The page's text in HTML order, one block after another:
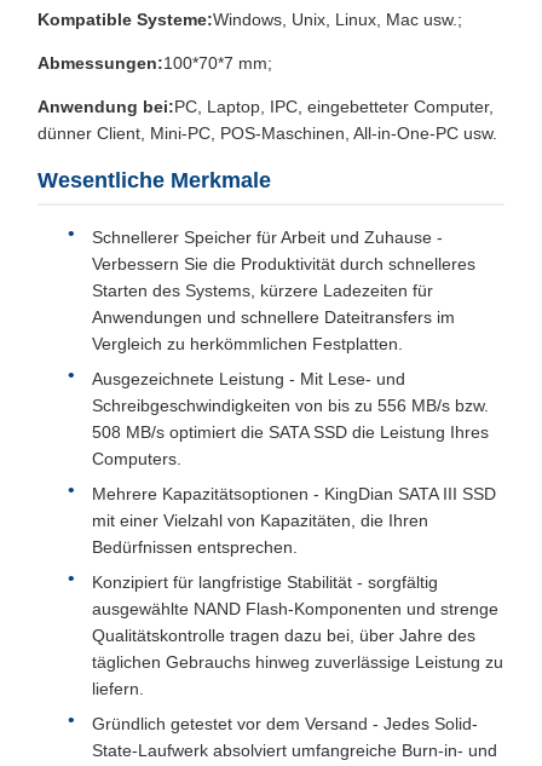
Kompatible Systeme:Windows, Unix, Linux, Mac usw.;
Abmessungen:100*70*7 mm;
Anwendung bei:PC, Laptop, IPC, eingebetteter Computer,
dünner Client, Mini-PC, POS-Maschinen, All-in-One-PC usw.
Wesentliche Merkmale
Schnellerer Speicher für Arbeit und Zuhause -
Verbessern Sie die Produktivität durch schnelleres
Starten des Systems, kürzere Ladezeiten für
Anwendungen und schnellere Dateitransfers im
Vergleich zu herkömmlichen Festplatten.
Ausgezeichnete Leistung - Mit Lese- und
Schreibgeschwindigkeiten von bis zu 556 MB/s bzw.
508 MB/s optimiert die SATA SSD die Leistung Ihres
Computers.
Mehrere Kapazitätsoptionen - KingDian SATA III SSD
mit einer Vielzahl von Kapazitäten, die Ihren
Bedürfnissen entsprechen.
Konzipiert für langfristige Stabilität - sorgfältig
ausgewählte NAND Flash-Komponenten und strenge
Qualitätskontrolle tragen dazu bei, über Jahre des
täglichen Gebrauchs hinweg zuverlässige Leistung zu
liefern.
Gründlich getestet vor dem Versand - Jedes Solid-
State-Laufwerk absolviert umfangreiche Burn-in- und